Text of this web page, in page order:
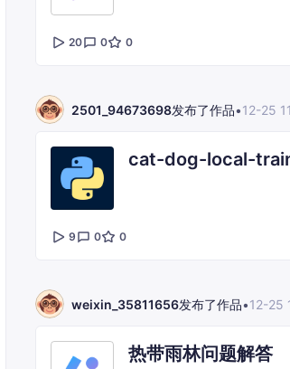
20 0 0
2501_94673698发布了作品•12-25
cat-dog-local-
9 0 0
weixin_35811656发布了作品•12-25
热带雨林问题解答